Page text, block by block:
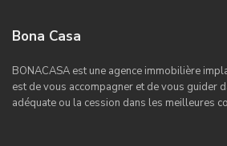
Bona Casa
BONACASA est une agence immobilière
est de vous accompagner et de vous guider
adéquate ou la cession dans les meilleures